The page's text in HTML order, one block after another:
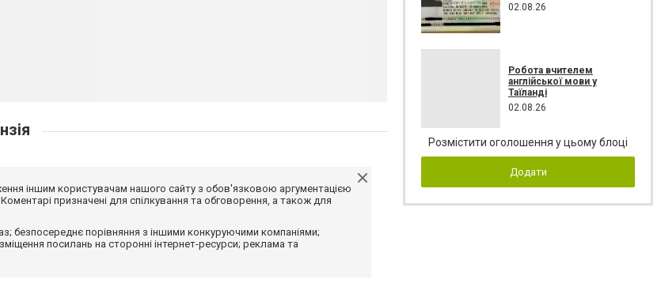
іншим користувачам нашого сайту з обов'язковою аргументацією
призначені для спілкування та обговорення, а також для
безпосереднє порівняння з іншими конкуруючими компаніями;
посилань на сторонні інтернет-ресурси; реклама та
02.08.26
Робота вчителем
англійської мови у
Таїланді
02.08.26
Розмістити оголошення у цьому блоці
Додати